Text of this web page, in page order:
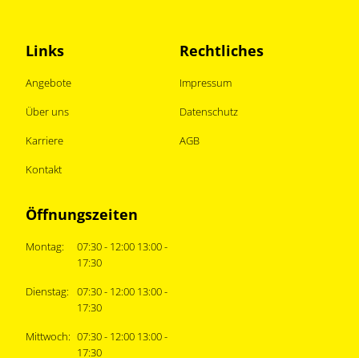
Links
Angebote
Über uns
Karriere
Kontakt
Rechtliches
Impressum
Datenschutz
AGB
Öffnungszeiten
Montag:
07:30 - 12:00 13:00 -
17:30
Dienstag:
07:30 - 12:00 13:00 -
17:30
Mittwoch: 07:30 - 12:00 13:00 -
17:30